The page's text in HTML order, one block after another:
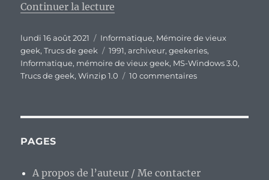
Continuer la lecture
Publié
le
lundi 16 août 2021 Catégories
Informatique, Mémoire de vieux
geek,Trucs de geek Étiquettes
1991,archiveur,geekeries,
Informatique, mémoire de vieux geek, MS-Windows 3.0,
Trucs de geek,Winzip 1.0 10 commentairessur
le
PAGES
A propos de l’auteur / Me contacter